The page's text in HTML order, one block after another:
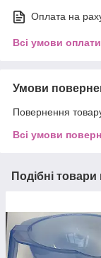
Оплата на
Всі умови оплати
Умови
Повернення
Всі умови
Подібні товари